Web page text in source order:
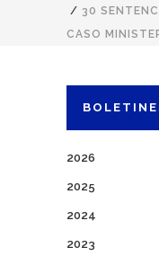
/ 30
CASO
2026
2025
2024
2023